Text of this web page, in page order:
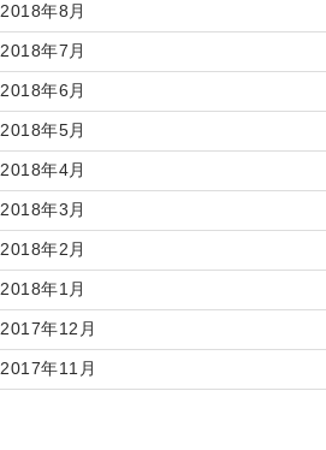
2018年8月
2018年7月
2018年6月
2018年5月
2018年4月
2018年3月
2018年2月
2018年1月
2017年12月
2017年11月